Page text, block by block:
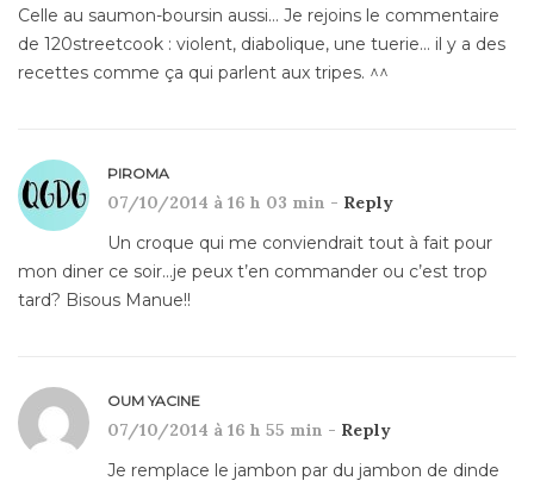
Celle au saumon-boursin aussi… Je rejoins le commentaire
de 120streetcook : violent, diabolique, une tuerie… il y a des
recettes comme ça qui parlent aux tripes. ^^
PIROMA
07/10/2014 à 16 h 03 min - Reply
Un croque qui me conviendrait tout à fait pour
mon diner ce soir…je peux t’en commander ou c’est trop
tard? Bisous Manue!!
OUM YACINE
07/10/2014 à 16 h 55 min - Reply
Je remplace le jambon par du jambon de dinde